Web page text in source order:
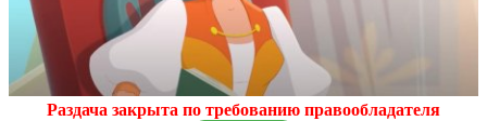
Раздача закрыта по требованию правообладателя